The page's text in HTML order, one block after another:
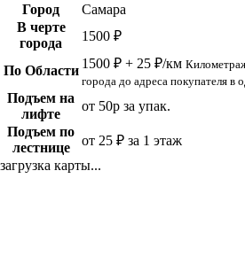
Город
Самара
В черте
города
1500 ₽
По Области 1500 ₽ + 25 ₽/км
города до адреса покупателя в
Подъем на
лифте
от 50р за упак.
Подъем по
лестнице
от 25 ₽ за 1 этаж
загрузка карты...